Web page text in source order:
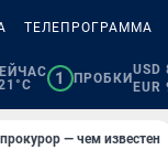
ТЕЛЕПРОГРАММА
1 ПРОБКИ
USD
EUR
— чем известен